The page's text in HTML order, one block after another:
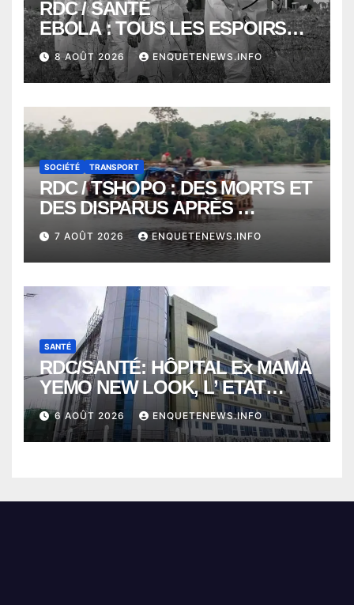
RDC / SANTÉ
EBOLA : TOUS LES ESPOIRS
VONT VERS SEPTEMBRE
ALORS QUE L’ÉPIDÉMIE TEND
VERS 2000 DÉCÈS
8 AOÛT 2026 ENQUETENEWS.INFO
SOCIÉTÉ TRANSPORT
RDC / TSHOPO : DES MORTS ET
DES DISPARUS APRÈS
NAUFRAGE D’UNE BALEINIERE
À QUELQUES KILOMÈTRES DE
KISANGANI
7 AOÛT 2026 ENQUETENEWS.INFO
SANTÉ
RDC/SANTÉ: HÔPITAL Ex MAMA
YEMO NEW LOOK, L’ ETAT
PERD LE CONTROLE
6 AOÛT 2026 ENQUETENEWS.INFO